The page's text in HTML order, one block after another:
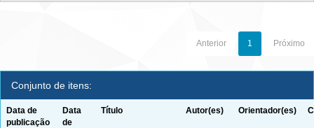
Anterior 1 Próximo
Conjunto de itens:
Data de
publicação
Data
de
Título Autor(es) Orientador(es)